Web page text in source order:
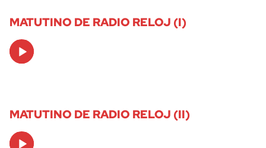
MATUTINO DE RADIO RELOJ (I)
Audio
Player
MATUTINO DE RADIO RELOJ (II)
Audio